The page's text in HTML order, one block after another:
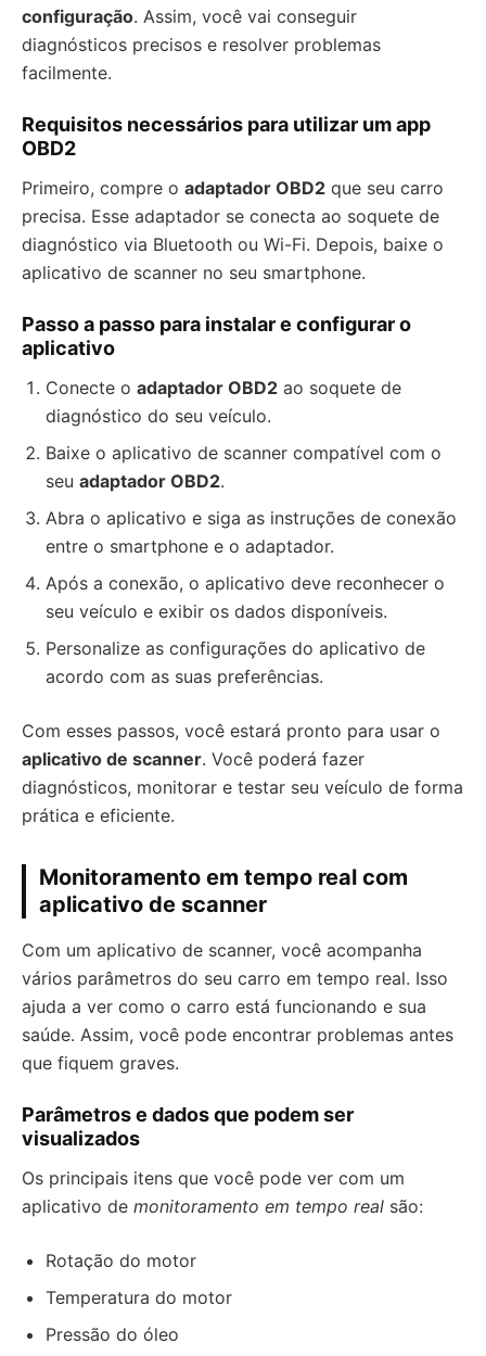
configuração. Assim, você vai conseguir
diagnósticos precisos e resolver problemas
facilmente.
Requisitos necessários para utilizar um app
OBD2
Primeiro, compre o adaptador OBD2 que seu carro
precisa. Esse adaptador se conecta ao soquete de
diagnóstico via Bluetooth ou Wi-Fi. Depois, baixe o
aplicativo de scanner no seu smartphone.
Passo a passo para instalar e configurar o
aplicativo
Conecte o adaptador OBD2 ao soquete de
diagnóstico do seu veículo.
Baixe o aplicativo de scanner compatível com o
seu adaptador OBD2.
Abra o aplicativo e siga as instruções de conexão
entre o smartphone e o adaptador.
Após a conexão, o aplicativo deve reconhecer o
seu veículo e exibir os dados disponíveis.
Personalize as configurações do aplicativo de
acordo com as suas preferências.
Com esses passos, você estará pronto para usar o
aplicativo de scanner. Você poderá fazer
diagnósticos, monitorar e testar seu veículo de forma
prática e eficiente.
Monitoramento em tempo real com
aplicativo de scanner
Com um aplicativo de scanner, você acompanha
vários parâmetros do seu carro em tempo real. Isso
ajuda a ver como o carro está funcionando e sua
saúde. Assim, você pode encontrar problemas antes
que fiquem graves.
Parâmetros e dados que podem ser
visualizados
Os principais itens que você pode ver com um
aplicativo de monitoramento em tempo real são:
Rotação do motor
Temperatura do motor
Pressão do óleo